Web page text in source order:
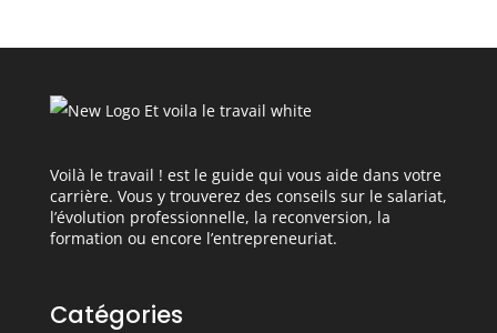
Voilà le travail ! est le guide qui vous aide dans votre
carrière. Vous y trouverez des conseils sur le salariat,
l’évolution professionnelle, la reconversion, la
formation ou encore l’entrepreneuriat.
Catégories